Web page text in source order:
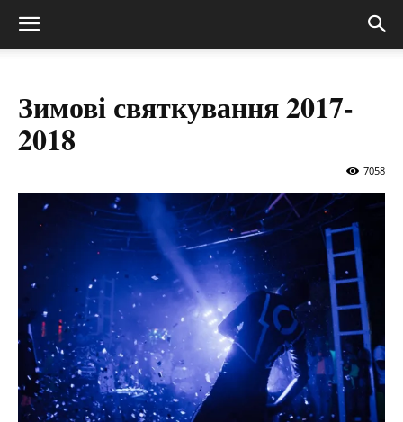
Зимові святкування 2017-
2018
7058